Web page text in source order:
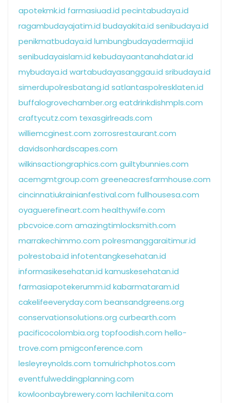
apotekmk.id farmasiuad.id pecintabudaya.id
ragambudayajatim.id budayakita.id senibudaya.id
penikmatbudaya.id lumbungbudayadermaji.id
senibudayaislam.id kebudayaantanahdatar.id
mybudaya.id wartabudayasanggau.id sribudaya.id
simerdupolresbatang.id satlantaspolresklaten.id
buffalogrovechamber.org eatdrinkdishmpls.com
craftycutz.com texasgirlreads.com
williemcginest.com zorrosrestaurant.com
davidsonhardscapes.com
wilkinsactiongraphics.com guiltybunnies.com
acemgmtgroup.com greeneacresfarmhouse.com
cincinnatiukrainianfestival.com fullhousesa.com
oyaguerefineart.com healthywife.com
pbcvoice.com amazingtimlocksmith.com
marrakechimmo.com polresmanggaraitimur.id
polrestoba.id infotentangkesehatan.id
informasikesehatan.id kamuskesehatan.id
farmasiapotekerumm.id kabarmataram.id
cakelifeeveryday.com beansandgreens.org
conservationsolutions.org curbearth.com
pacificocolombia.org topfoodish.com hello-
trove.com pmigconference.com
lesleyreynolds.com tomulrichphotos.com
eventfulweddingplanning.com
kowloonbaybrewery.com lachilenita.com